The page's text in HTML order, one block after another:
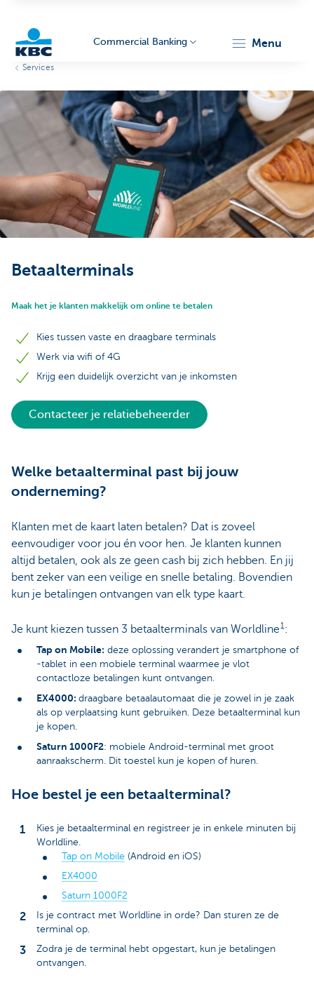
Corporate
Commercial Banking menu
Services
Betaalterminals
Maak het je klanten makkelijk om online te betalen
Kies tussen vaste en draagbare terminals
Werk via wifi of 4G
Krijg een duidelijk overzicht van je inkomsten
Contacteer je relatiebeheerder
Welke betaalterminal past bij jouw
onderneming?
Klanten met de kaart laten betalen? Dat is zoveel
eenvoudiger voor jou én voor hen. Je klanten kunnen
altijd betalen, ook als ze geen cash bij zich hebben. En jij
bent zeker van een veilige en snelle betaling. Bovendien
kun je betalingen ontvangen van elk type kaart.
Je kunt kiezen tussen 3 betaalterminals van Worldline1:
Tap on Mobile: deze oplossing verandert je smartphone of
-tablet in een mobiele terminal waarmee je vlot
contactloze betalingen kunt ontvangen.
EX4000: draagbare betaalautomaat die je zowel in je zaak
als op verplaatsing kunt gebruiken. Deze betaalterminal kun
je kopen.
Saturn 1000F2: mobiele Android-terminal met groot
aanraakscherm. Dit toestel kun je kopen of huren.
Hoe bestel je een betaalterminal?
Kies je betaalterminal en registreer je in enkele minuten bij
Worldline.
Tap on Mobile (Android en iOS)
EX4000
Saturn 1000F2
Is je contract met Worldline in orde? Dan sturen ze de
terminal op.
Zodra je de terminal hebt opgestart, kun je betalingen
ontvangen.